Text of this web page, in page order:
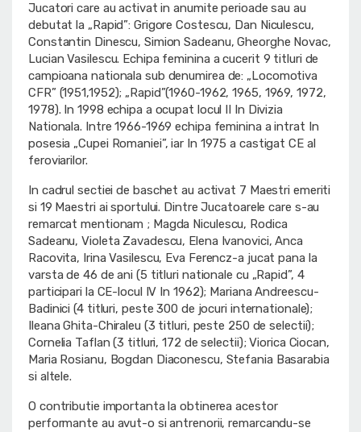
Jucatori care au activat in anumite perioade sau au
debutat la „Rapid”: Grigore Costescu, Dan Niculescu,
Constantin Dinescu, Simion Sadeanu, Gheorghe Novac,
Lucian Vasilescu. Echipa feminina a cucerit 9 titluri de
campioana nationala sub denumirea de: „Locomotiva
CFR” (1951,1952); „Rapid”(1960-1962, 1965, 1969, 1972,
1978). In 1998 echipa a ocupat locul II In Divizia
Nationala. Intre 1966-1969 echipa feminina a intrat In
posesia „Cupei Romaniei”, iar In 1975 a castigat CE al
feroviarilor.
In cadrul sectiei de baschet au activat 7 Maestri emeriti
si 19 Maestri ai sportului. Dintre Jucatoarele care s-au
remarcat mentionam ; Magda Niculescu, Rodica
Sadeanu, Violeta Zavadescu, Elena Ivanovici, Anca
Racovita, Irina Vasilescu, Eva Ferencz-a jucat pana la
varsta de 46 de ani (5 titluri nationale cu „Rapid”, 4
participari la CE-locul IV In 1962); Mariana Andreescu-
Badinici (4 titluri, peste 300 de jocuri internationale);
Ileana Ghita-Chiraleu (3 titluri, peste 250 de selectii);
Cornelia Taflan (3 titluri, 172 de selectii); Viorica Ciocan,
Maria Rosianu, Bogdan Diaconescu, Stefania Basarabia
si altele.
O contributie importanta la obtinerea acestor
performante au avut-o si antrenorii, remarcandu-se